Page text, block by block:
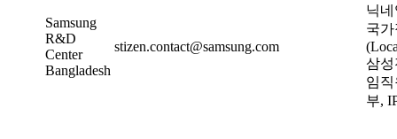
Samsung
R&D
Center
Bangladesh
stizen.contact@samsung.com
닉
국
삼
임
부,